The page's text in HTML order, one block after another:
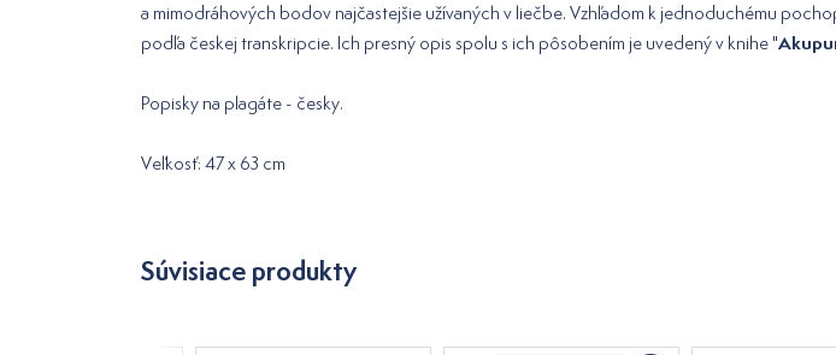
a mimodráhových bodov najčastejšie užívaných v liečbe. Vzhľadom k jednoduchému
podľa českej transkripcie. Ich presný opis spolu s ich pôsobením je uvedený v knihe "
Popisky na plagáte - česky.
Veľkosť: 47 x 63 cm
Súvisiace produkty